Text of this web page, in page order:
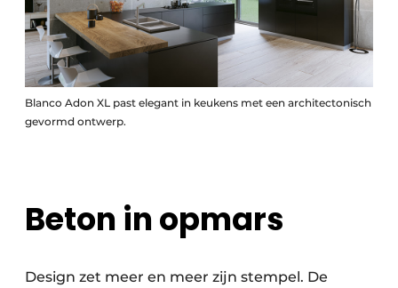
Blanco Adon XL past elegant in keukens met een architectonisch
gevormd ontwerp.
Beton in opmars
Design zet meer en meer zijn stempel. De